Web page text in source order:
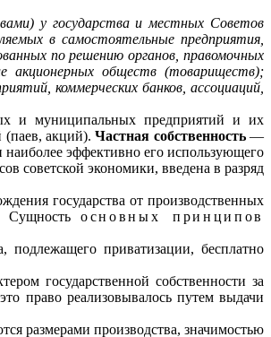
у государства и местных Советов
в самостоятельные предприятия,
по решению органов, правомочных
акционерных обществ (товариществ);
коммерческих банков, ассоциаций,
и муниципальных предприятий и их
(паев, акций).Частная собственность—
наиболее эффективно его использую­щего
советской экономики, введена в разряд
государства от производственных
Сущность основных принципов
под­лежащего приватизации, бесплатно
государственной собственности за
право реализовывалось путем выдачи
размерами производства, значимостью